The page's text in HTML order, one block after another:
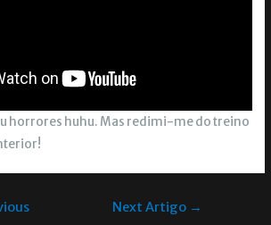
horrores huhu. Mas redimi-me do treino
Next Artigo →